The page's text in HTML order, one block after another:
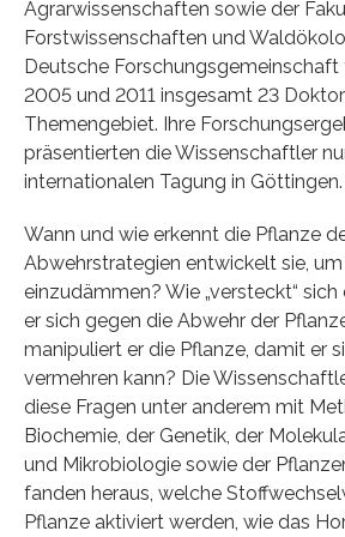
Agrarwissenschaften sowie der
Forstwissenschaften und
Deutsche
2005 und 2011 insgesamt 23
Themengebiet. Ihre
präsentierten die Wissenschaftler
internationalen Tagung in Göttingen.
Wann und wie erkennt die Pflanze
Abwehrstrategien entwickelt sie,
einzudämmen? Wie „versteckt“
er sich gegen die Abwehr der
manipuliert er die Pflanze, damit er
vermehren kann? Die
diese Fragen unter anderem mit
Biochemie, der Genetik, der
und Mikrobiologie sowie der
fanden heraus, welche
Pflanze aktiviert werden, wie das